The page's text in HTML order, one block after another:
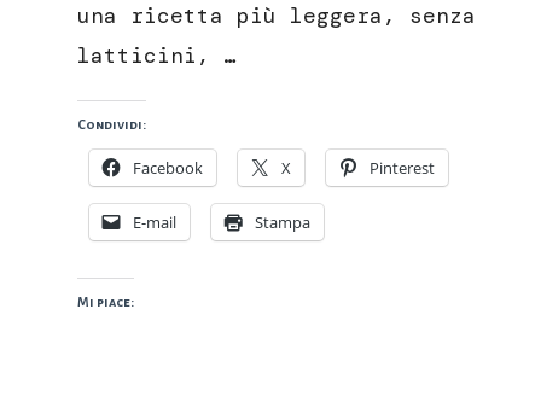
di
una ricetta più leggera, senza
latticini, …
Condividi:
Facebook X Pinterest
E-mail Stampa
Mi piace: